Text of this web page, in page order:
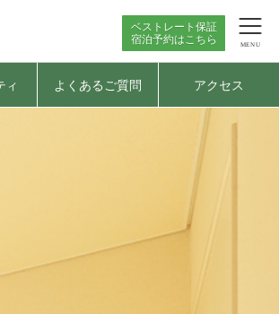
ベストレート保証
宿泊予約はこちら
MENU
ィ よくあるご質問 アクセス